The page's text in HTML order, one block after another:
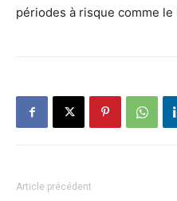
périodes à risque comme le
Article précédent